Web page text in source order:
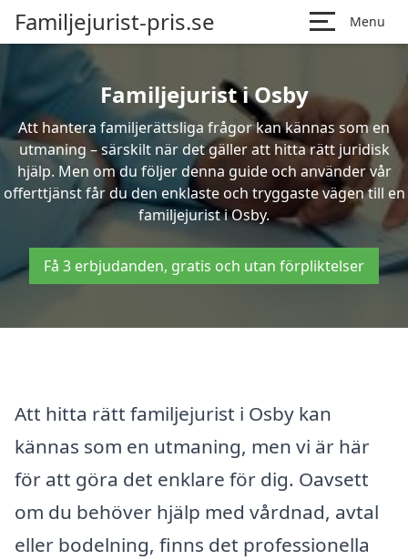
Familjejurist-pris.se Menu
Familjejurist i Osby
Att hantera familjerättsliga frågor kan kännas som en
utmaning – särskilt när det gäller att hitta rätt juridisk
hjälp. Men om du följer denna guide och använder vår
offerttjänst får du den enklaste och tryggaste vägen till en
familjejurist i Osby.
Få 3 erbjudanden, gratis och utan förpliktelser
Att hitta rätt familjejurist i Osby kan
kännas som en utmaning, men vi är här
för att göra det enklare för dig. Oavsett
om du behöver hjälp med vårdnad, avtal
eller bodelning, finns det professionella